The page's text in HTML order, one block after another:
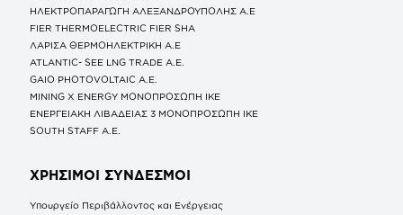
ΗΛΕΚΤΡΟΠΑΡΑΓΩΓΗ ΑΛΕΞΑΝΔΡΟΥΠΟΛΗΣ A.E
FIER THERMOELECTRIC FIER SHA
ΛΑΡΙΣΑ ΘΕΡΜΟΗΛΕΚΤΡΙΚΗ A.E
ATLANTIC- SEE LNG TRADE A.E.
GAIO PHOTOVOLTAIC Α.Ε.
MINING X ENERGY ΜΟΝΟΠΡΟΣΩΠΗ ΙΚΕ
ΕΝΕΡΓΕΙΑΚΗ ΛΙΒΑΔΕΙΑΣ 3 ΜΟΝΟΠΡΟΣΩΠΗ ΙΚΕ
SOUTH STAFF Α.Ε.
ΧΡΗΣΙΜΟΙ ΣΥΝΔΕΣΜΟΙ
Υπουργείο Περιβάλλοντος και Ενέργειας